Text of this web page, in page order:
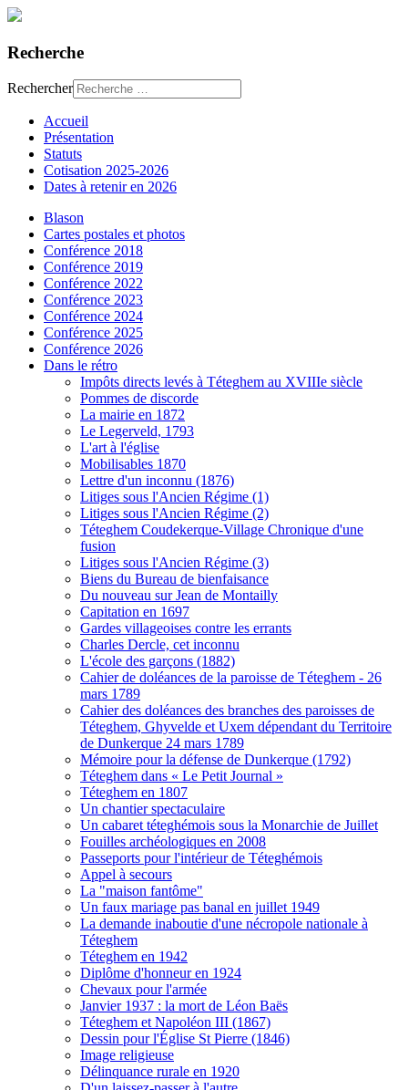
Recherche
Rechercher
Accueil
Présentation
Statuts
Cotisation 2025-2026
Dates à retenir en 2026
Blason
Cartes postales et photos
Conférence 2018
Conférence 2019
Conférence 2022
Conférence 2023
Conférence 2024
Conférence 2025
Conférence 2026
Dans le rétro
Impôts directs levés à Téteghem au XVIIIe siècle
Pommes de discorde
La mairie en 1872
Le Legerveld, 1793
L'art à l'église
Mobilisables 1870
Lettre d'un inconnu (1876)
Litiges sous l'Ancien Régime (1)
Litiges sous l'Ancien Régime (2)
Téteghem Coudekerque-Village Chronique d'une
fusion
Litiges sous l'Ancien Régime (3)
Biens du Bureau de bienfaisance
Du nouveau sur Jean de Montailly
Capitation en 1697
Gardes villageoises contre les errants
Charles Dercle, cet inconnu
L'école des garçons (1882)
Cahier de doléances de la paroisse de Téteghem - 26
mars 1789
Cahier des doléances des branches des paroisses de
Téteghem, Ghyvelde et Uxem dépendant du Territoire
de Dunkerque 24 mars 1789
Mémoire pour la défense de Dunkerque (1792)
Téteghem dans « Le Petit Journal »
Téteghem en 1807
Un chantier spectaculaire
Un cabaret téteghémois sous la Monarchie de Juillet
Fouilles archéologiques en 2008
Passeports pour l'intérieur de Téteghémois
Appel à secours
La "maison fantôme"
Un faux mariage pas banal en juillet 1949
La demande inaboutie d'une nécropole nationale à
Téteghem
Téteghem en 1942
Diplôme d'honneur en 1924
Chevaux pour l'armée
Janvier 1937 : la mort de Léon Baës
Téteghem et Napoléon III (1867)
Dessin pour l'Église St Pierre (1846)
Image religieuse
Délinquance rurale en 1920